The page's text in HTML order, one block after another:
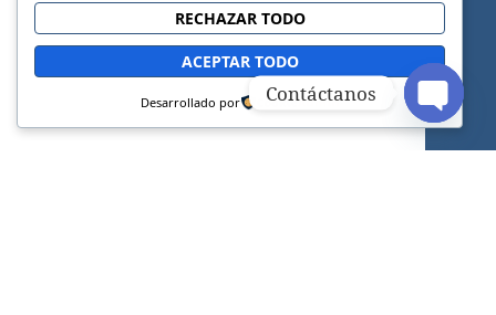
RECHAZAR TODO
ACEPTAR TODO
Desarrollado por Contáctanos
OPEN